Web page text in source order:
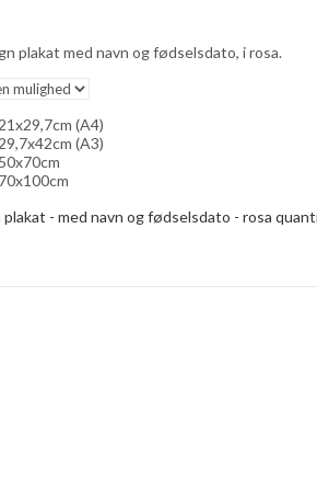
plakat med navn og fødselsdato, i rosa.
21x29,7cm (A4)
29,7x42cm (A3)
50x70cm
70x100cm
- med navn og fødselsdato - rosa